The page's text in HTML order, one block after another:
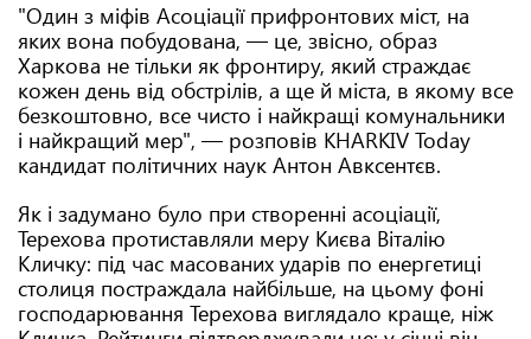
"Один з міфів Асоціації прифронтових міст, на
яких вона побудована, — це, звісно, образ
Харкова не тільки як фронтиру, який страждає
кожен день від обстрілів, а ще й міста, в якому все
безкоштовно, все чисто і найкращі комунальники
і найкращий мер", — розповів KHARKIV Today
кандидат політичних наук Антон Авксентєв.
Як і задумано було при створенні асоціації,
Терехова протиставляли меру Києва Віталію
Кличку: під час масованих ударів по енергетиці
столиця постраждала найбільше, на цьому фоні
господарювання Терехова виглядало краще, ніж